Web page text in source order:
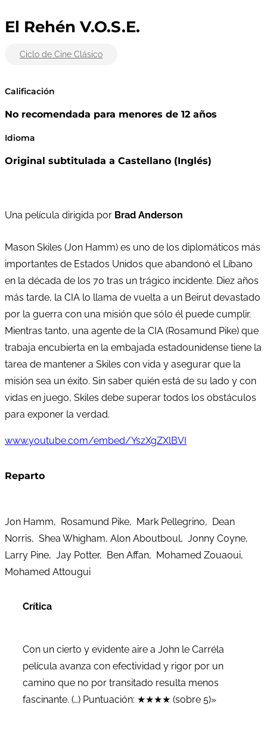
El Rehén V.O.S.E.
Ciclo de Cine Clásico
Calificación
No recomendada para menores de 12 años
Idioma
Original subtitulada a Castellano (Inglés)
Una película dirigida por Brad Anderson
Mason Skiles (Jon Hamm) es uno de los diplomáticos más
importantes de Estados Unidos que abandonó el Líbano
en la década de los 70 tras un trágico incidente. Diez años
más tarde, la CIA lo llama de vuelta a un Beirut devastado
por la guerra con una misión que sólo él puede cumplir.
Mientras tanto, una agente de la CIA (Rosamund Pike) que
trabaja encubierta en la embajada estadounidense tiene la
tarea de mantener a Skiles con vida y asegurar que la
misión sea un éxito. Sin saber quién está de su lado y con
vidas en juego, Skiles debe superar todos los obstáculos
para exponer la verdad.
www.youtube.com/embed/YszXgZXlBVI
Reparto
Jon Hamm, Rosamund Pike, Mark Pellegrino, Dean
Norris, Shea Whigham, Alon Aboutboul, Jonny Coyne,
Larry Pine, Jay Potter, Ben Affan, Mohamed Zouaoui,
Mohamed Attougui
Crítica
Con un cierto y evidente aire a John le Carréla
película avanza con efectividad y rigor por un
camino que no por transitado resulta menos
fascinante. (…) Puntuación: ★★★★ (sobre 5)»